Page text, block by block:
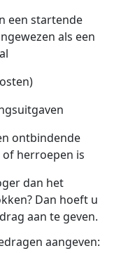
een startende
als een
ontbindende
herroepen is
dan het
Dan hoeft u
aan te geven.
aangeven: